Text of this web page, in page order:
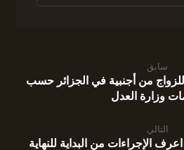
سابق
من أجنبية في الجزائر حسب
وزارة العدل
التالي
الإجراءات من البداية للنهاية